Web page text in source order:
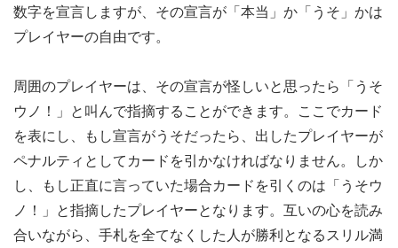
数字を宣言しますが、その宣言が「本当」か「うそ」かは
プレイヤーの自由です。
周囲のプレイヤーは、その宣言が怪しいと思ったら「うそ
ウノ！」と叫んで指摘することができます。ここでカード
を表にし、もし宣言がうそだったら、出したプレイヤーが
ペナルティとしてカードを引かなければなりません。しか
し、もし正直に言っていた場合カードを引くのは「うそウ
ノ！」と指摘したプレイヤーとなります。互いの心を読み
合いながら、手札を全てなくした人が勝利となるスリル満